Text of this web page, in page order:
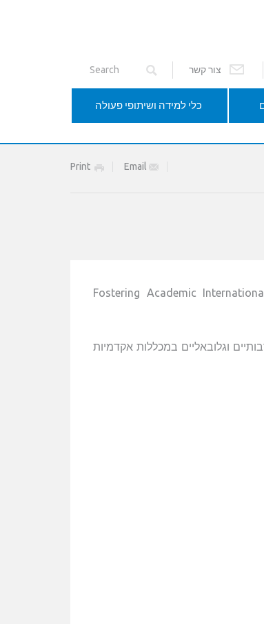
צור קשר
כלי למידה ושיתופי פעולה
Print
- Fostering Academic
וגלובאליים במכללות אקדמיות